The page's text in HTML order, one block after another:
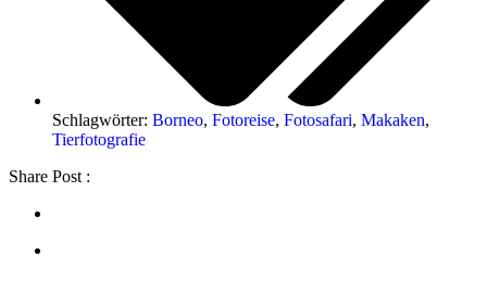
Schlagwörter: Borneo, Fotoreise, Fotosafari, Makaken,
Tierfotografie
Share Post :